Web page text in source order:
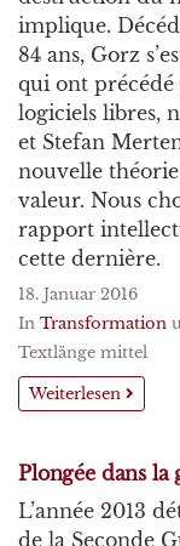
implique.
84 ans, Gorz
qui ont précédé
logiciels libres,
et Stefan
nouvelle
valeur. Nous
rapport
cette dernière.
18. Januar 2016
In Transformation
Textlänge mittel
Weiterlesen
Plongée dans
L’année 2013
de la Seconde